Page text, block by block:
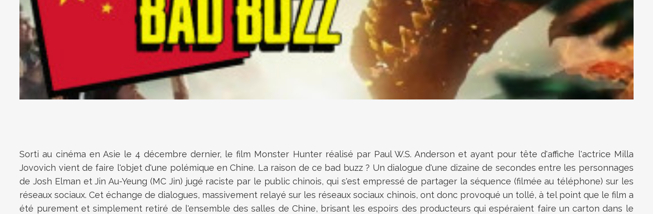
Sorti au cinéma en Asie le 4 décembre dernier, le film Monster Hunter réalisé par Paul W.S. Anderson et ayant pour tête d'affiche l'actrice Milla
Jovovich vient de faire l'objet d'une polémique en Chine. La raison de ce bad buzz ? Un dialogue d'une dizaine de secondes entre les personnages
de Josh Elman etJin Au-Yeung (MC Jin) jugé raciste par le public chinois, qui s'est empressé de partager la séquence (filmée au téléphone) sur les
réseaux sociaux. Cet échange de dialogues, massivement relayé sur les réseaux sociaux chinois, ont donc provoqué un tollé, à tel point que le film a
été purement et simplement retiré de l'ensemble des salles de Chine, brisant les espoirs des producteurs qui espéraient faire un carton dans le